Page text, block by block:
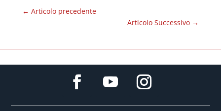
← Articolo precedente
Articolo Successivo →